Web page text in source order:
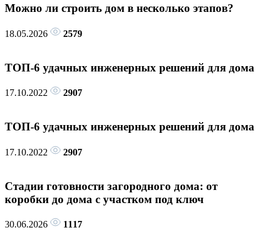
Можно ли строить дом в несколько этапов?
18.05.2026 2579
ТОП-6 удачных инженерных решений для дома
17.10.2022 2907
ТОП-6 удачных инженерных решений для дома
17.10.2022 2907
Стадии готовности загородного дома: от
коробки до дома с участком под ключ
30.06.2026 1117